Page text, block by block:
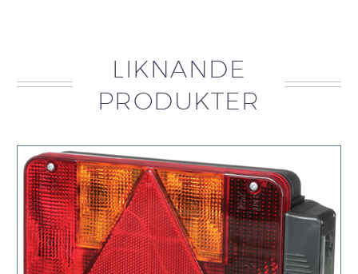
LIKNANDE
PRODUKTER